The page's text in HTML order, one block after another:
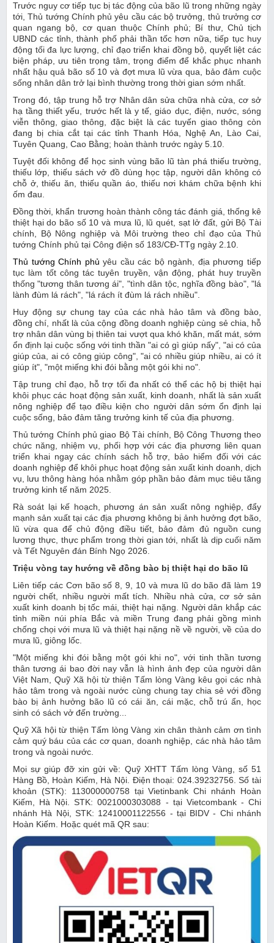
Trước nguy cơ tiếp tục bị tác động của bão lũ trong những ngày
tới, Thủ tướng Chính phủ yêu cầu các bộ trưởng, thủ trưởng cơ
quan ngang bộ, cơ quan thuộc Chính phủ; Bí thư, Chủ tịch
UBND các tỉnh, thành phố phải thần tốc hơn nữa, tiếp tục huy
động tối đa lực lượng, chỉ đạo triển khai đồng bộ, quyết liệt các
biện pháp, ưu tiên trọng tâm, trọng điểm để khắc phục nhanh
nhất hậu quả bão số 10 và đợt mưa lũ vừa qua, bảo đảm cuộc
sống nhân dân trở lại bình thường trong thời gian sớm nhất.
Trong đó, tập trung hỗ trợ Nhân dân sửa chữa nhà cửa, cơ sở
hạ tầng thiết yếu, trước hết là y tế, giáo dục, điện, nước, sóng
viễn thông, giao thông, đặc biệt là các tuyến giao thông còn
đang bị chia cắt tại các tỉnh Thanh Hóa, Nghệ An, Lào Cai,
Tuyên Quang, Cao Bằng; hoàn thành trước ngày 5.10.
Tuyệt đối không để học sinh vùng bão lũ tàn phá thiếu trường,
thiếu lớp, thiếu sách vở đồ dùng học tập, người dân không có
chỗ ở, thiếu ăn, thiếu quần áo, thiếu nơi khám chữa bệnh khi
ốm đau.
Đồng thời, khẩn trương hoàn thành công tác đánh giá, thống kê
thiệt hại do bão số 10 và mưa lũ, lũ quét, sạt lở đất, gửi Bộ Tài
chính, Bộ Nông nghiệp và Môi trường theo chỉ đạo của Thủ
tướng Chính phủ tại Công điện số 183/CĐ-TTg ngày 2.10.
Thủ tướng Chính phủ yêu cầu các bộ ngành, địa phương tiếp
tục làm tốt công tác tuyên truyền, vận động, phát huy truyền
thống "tương thân tương ái", "tình dân tộc, nghĩa đồng bào", "lá
lành đùm lá rách", "lá rách ít đùm lá rách nhiều".
Huy động sự chung tay của các nhà hảo tâm và đồng bào,
đồng chí, nhất là của cộng đồng doanh nghiệp cùng sẻ chia, hỗ
trợ nhân dân vùng bị thiên tai vượt qua khó khăn, mất mát, sớm
ổn định lại cuộc sống với tinh thần "ai có gì giúp nấy", "ai có của
giúp của, ai có công giúp công", "ai có nhiều giúp nhiều, ai có ít
giúp ít", "một miếng khi đói bằng một gói khi no".
Tập trung chỉ đạo, hỗ trợ tối đa nhất có thể các hộ bị thiệt hại
khôi phục các hoạt động sản xuất, kinh doanh, nhất là sản xuất
nông nghiệp để tạo điều kiện cho người dân sớm ổn định lại
cuộc sống, bảo đảm tăng trưởng kinh tế của địa phương.
Thủ tướng Chính phủ giao Bộ Tài chính, Bộ Công Thương theo
chức năng, nhiệm vụ, phối hợp với các địa phương liên quan
triển khai ngay các chính sách hỗ trợ, bảo hiểm đối với các
doanh nghiệp để khôi phục hoạt động sản xuất kinh doanh, dịch
vụ, lưu thông hàng hóa nhằm góp phần bảo đảm mục tiêu tăng
trưởng kinh tế năm 2025.
Rà soát lại kế hoạch, phương án sản xuất nông nghiệp, đẩy
mạnh sản xuất tại các địa phương không bị ảnh hưởng đợt bão,
lũ vừa qua để chủ động điều tiết, bảo đảm đủ nguồn cung
lương thực, thực phẩm trong thời gian tới, nhất là dịp cuối năm
và Tết Nguyên đán Bính Ngọ 2026.
Triệu vòng tay hướng về đồng bào bị thiệt hại do bão lũ
Liên tiếp các Cơn bão số 8, 9, 10 và mưa lũ do bão đã làm 19
người chết, nhiều người mất tích. Nhiều nhà cửa, cơ sở sản
xuất kinh doanh bị tốc mái, thiệt hại nặng. Người dân khắp các
tỉnh miền núi phía Bắc và miền Trung đang phải gồng mình
chống chọi với mưa lũ và thiệt hại nặng nề về người, về của do
mưa lũ, giông lốc.
"Một miếng khi đói bằng một gói khi no", với tinh thần tương
thân tương ái bao đời nay vẫn là hình ảnh đẹp của người dân
Việt Nam, Quỹ Xã hội từ thiện Tấm lòng Vàng kêu gọi các nhà
hảo tâm trong và ngoài nước cùng chung tay chia sẻ với đồng
bào bị ảnh hưởng bão lũ có cái ăn, cái mặc, chỗ trú ẩn, học
sinh có sách vở đến trường...
Quỹ Xã hội từ thiện Tấm lòng Vàng xin chân thành cảm ơn tình
cảm quý báu của các cơ quan, doanh nghiệp, các nhà hảo tâm
trong và ngoài nước.
Mọi sự giúp đỡ xin gửi về: Quỹ XHTT Tấm lòng Vàng, số 51
Hàng Bồ, Hoàn Kiếm, Hà Nội. Điện thoại: 024.39232756. Số tài
khoản (STK): 113000000758 tại Vietinbank Chi nhánh Hoàn
Kiếm, Hà Nội. STK: 0021000303088 - tại Vietcombank - Chi
nhánh Hà Nội, STK: 12410001122556 - tại BIDV - Chi nhánh
Hoàn Kiếm. Hoặc quét mã QR sau: